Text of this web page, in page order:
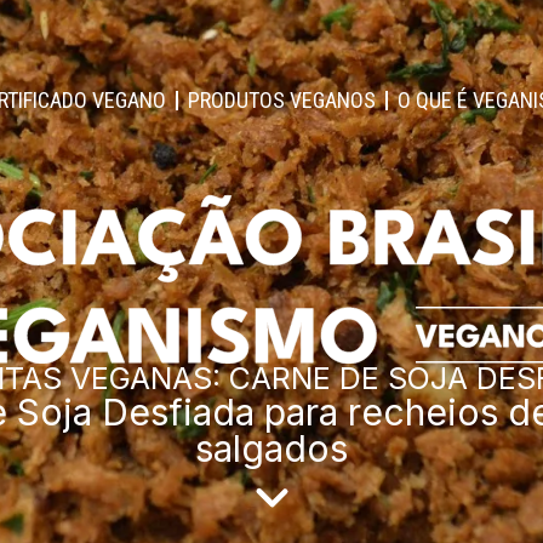
VEGANO PRODUTOS VEGANOS O QUE É
VEGANAS: CARNE DE SOJA
Soja Desfiada para recheios
salgados